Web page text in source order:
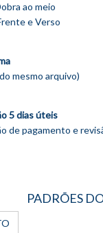
ao meio
e Verso
mesmo arquivo)
5 dias úteis
de pagamento e
PADRÕES